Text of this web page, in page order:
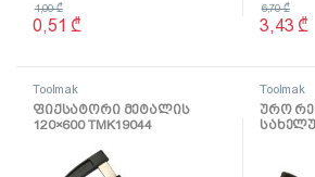
0,51 ₾
1,00₾
3,43 ₾
6,70₾
Toolmak
ფიქსატორი მეტალის
120×600 TMK19044
Toolmak
ურო